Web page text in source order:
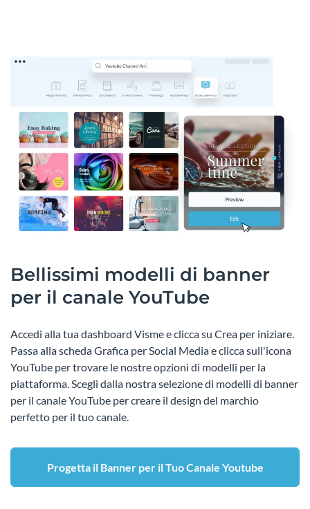
Bellissimi modelli di banner
per il canale YouTube
Accedi alla tua dashboard Visme e clicca su Crea per iniziare.
Passa alla scheda Grafica per Social Media e clicca sull'icona
YouTube per trovare le nostre opzioni di modelli per la
piattaforma. Scegli dalla nostra selezione di modelli di banner
per il canale YouTube per creare il design del marchio
perfetto per il tuo canale.
Progetta il Banner per il Tuo Canale Youtube